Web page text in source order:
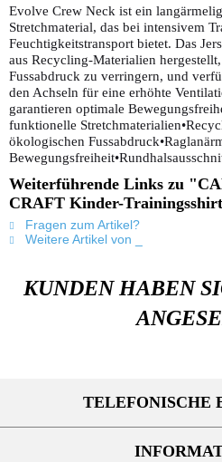
Evolve Crew Neck ist ein
Stretchmaterial, das bei intensivem
Feuchtigkeitstransport bietet. Das
aus Recycling-Materialien
Fussabdruck zu verringern, und
den Achseln für eine erhöhte
garantieren optimale
funktionelle
ökologischen
Weiterführende Links zu
CRAFT Kinder-
Fragen zum Artikel?
Weitere Artikel von _
KUNDEN HABEN
TELEFONISCHE